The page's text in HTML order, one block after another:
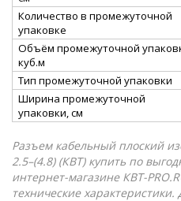
Количество в промежуточной
упаковке
Объём промежуточной
куб.м
Тип промежуточной упаковки
Ширина промежуточной
упаковки, см
Разъем кабельный плоский
2.5–(4.8) (КВТ) купить по
интернет-магазине КВТ-
технические